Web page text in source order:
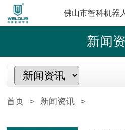
佛山市智科机器
新闻
首页 > 新闻资讯 >